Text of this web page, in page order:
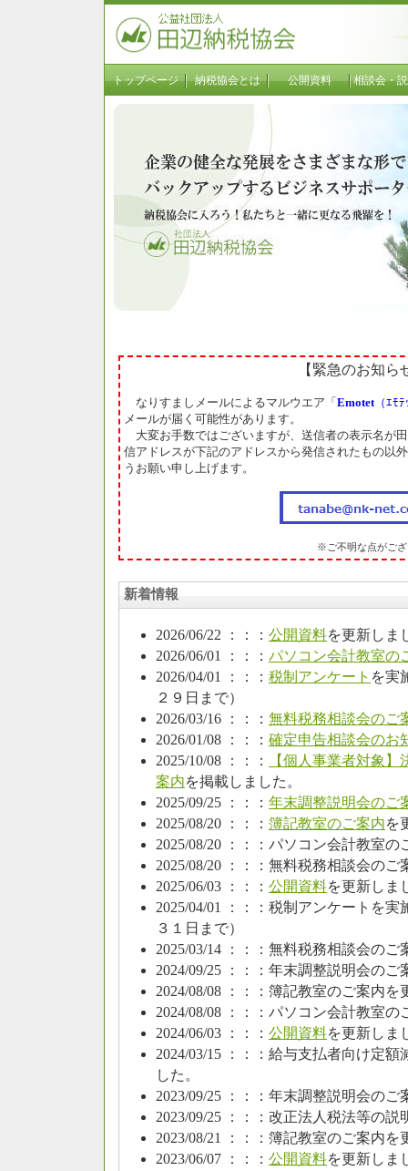
トップページ 納税協会とは 公開資料 相談会・
【緊急のお知ら
なりすましメールによるマルウエア「 Emotet（ｴﾓﾃ
メールが届く可能性があります。
大変お手数ではございますが、送信者の表示名が
信アドレスが下記のアドレスから発信されたもの以
うお願い申し上げます。
※ご不明な点がご
新着情報
2026/06/22 ：：： 公開資料を更新しま
2026/06/01 ：：： パソコン会計教室の
2026/04/01 ：：： 税制アンケート を実
２９日まで）
2026/03/16 ：：： 無料税務相談会のご
2026/01/08 ：：： 確定申告相談会のお
2025/10/08 ：：：
【個人事業者対象
案内を掲載しました。
2025/09/25 ：：： 年末調整説明会のご
2025/08/20 ：：： 簿記教室のご案内を
2025/08/20 ：：：パソコン会計教室
2025/08/20 ：：：無料税務相談会の
2025/06/03 ：：： 公開資料を更新しま
2025/04/01 ：：：税制アンケートを
３１日まで）
2025/03/14 ：：：無料税務相談会の
2024/09/25 ：：：年末調整説明会の
2024/08/08 ：：：簿記教室のご案内を
2024/08/08 ：：：パソコン会計教室
2024/06/03 ：：： 公開資料を更新しま
2024/03/15 ：：：給与支払者向け定
した。
2023/09/25 ：：：年末調整説明会の
2023/09/25 ：：：改正法人税法等の
2023/08/21 ：：：簿記教室のご案内を
2023/06/07 ：：： 公開資料を更新しま